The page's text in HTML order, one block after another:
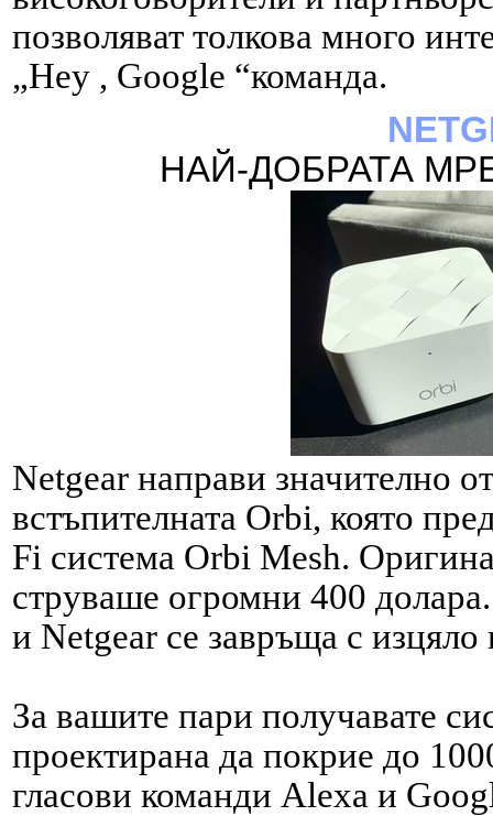
позволяват толкова много
„Hey , Google “команда.
НАЙ-ДОБРАТА
Netgear направи значително
встъпителната Orbi, която
Fi система Orbi Mesh.
струваше огромни 400
и Netgear се завръща с
За вашите пари получавате
проектирана да покрие до
гласови команди Alexa и